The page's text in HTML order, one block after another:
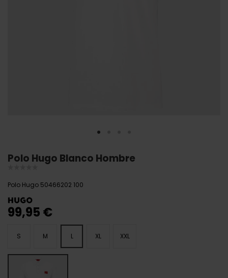
Polo Hugo Blanco Hombre
Polo Hugo 50466202 100
99,95 €
S M L XL XXL